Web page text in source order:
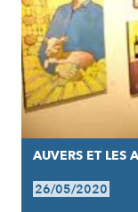
AUVERS ET LES
26/05/2020